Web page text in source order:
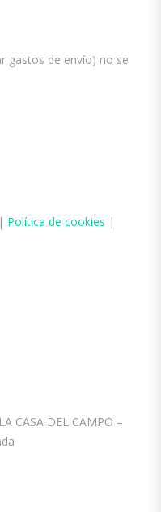
gastos de envío) no se
| Política de cookies |
CASA DEL CAMPO –